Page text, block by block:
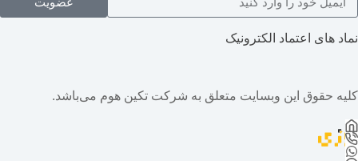
نماد های اعتماد الکترونیک
کلیه حقوق این وبسایت متعلق به شرکت تکین هوم می‌باشد.